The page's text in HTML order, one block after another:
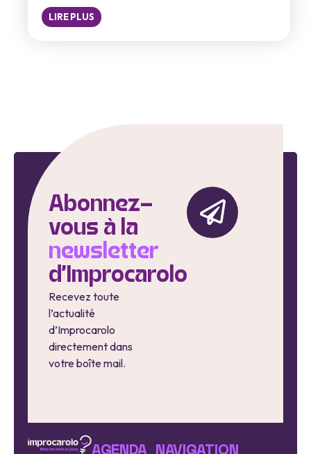
LIRE PLUS
Abonnez-
vous à la
newsletter
d'Improcarolo
Recevez toute
l’actualité
d’Improcarolo
directement dans
votre boîte mail.
AGENDA
NAVIGATION